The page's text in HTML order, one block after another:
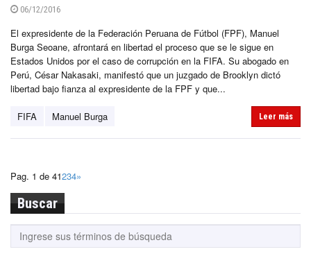
06/12/2016
El expresidente de la Federación Peruana de Fútbol (FPF), Manuel
Burga Seoane, afrontará en libertad el proceso que se le sigue en
Estados Unidos por el caso de corrupción en la FIFA. Su abogado en
Perú, César Nakasaki, manifestó que un juzgado de Brooklyn dictó
libertad bajo fianza al expresidente de la FPF y que...
FIFA Manuel Burga Leer más
Pag. 1 de 41234»
Buscar